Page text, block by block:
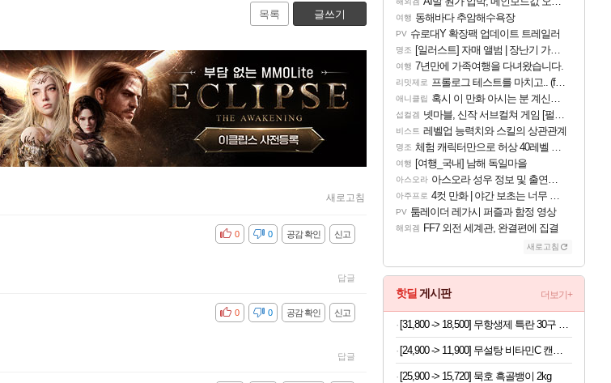
목록 글쓰기
새로고침
신고
공감 확인
비공감 0
0
답글
신고
공감 확인
비공감 0
0
답글
여행 동해바다 추암해수욕장
PV 슈로대Y 확장팩 업데이트 트레일러
명조 [일러스트] 자매 앨범 | 장난기 가득한 오후의 공원 (리메이크판)
여행 7년만에 가족여행을 다녀왔습니다.
리밋제로 프롤로그 테스트를 마치고.. (feat. 리아)
애니클립 혹시 이 만화 아시는 분 계신가요
섭컬겜 넷마블, 신작 서브컬쳐 게임 [펄 인 블루] 티저 사이트 오픈
비스트 레벨업 능력치와 스킬의 상관관계
명조 체험 캐릭터만으로 허상 40레벨 하이와티아 5분 컷!｜에이메스·린네·모니에 명함
여행 [여행_국내] 남해 독일마을
아스오라 아스오라 성우 정보 및 출연작 모음
아주프로 4컷 만화 | 야간 보초는 너무 힘들어
PV 툼레이더 레가시 퍼즐과 함정 영상
해외겜 FF7 외전 세계관, 완결편에 집결
새로고침
핫딜 게시판 더보기+
[25,900 -> 15,720] 묵호 흑골뱅이 2kg